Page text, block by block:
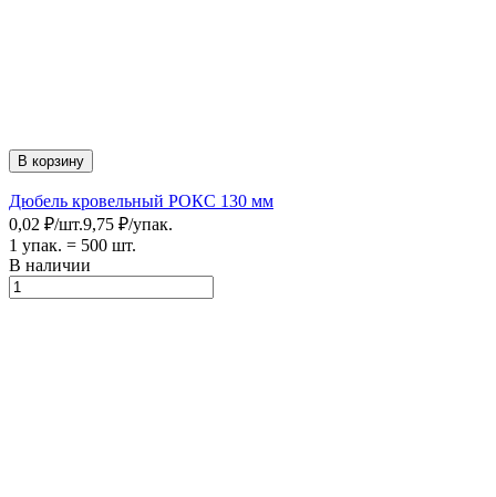
В корзину
Дюбель кровельный РОКС 130 мм
0,02 ₽/шт.9,75 ₽/упак.
1 упак. = 500 шт.
В наличии